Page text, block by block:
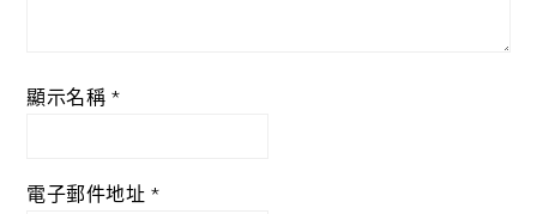
顯示名稱 *
電子郵件地址 *